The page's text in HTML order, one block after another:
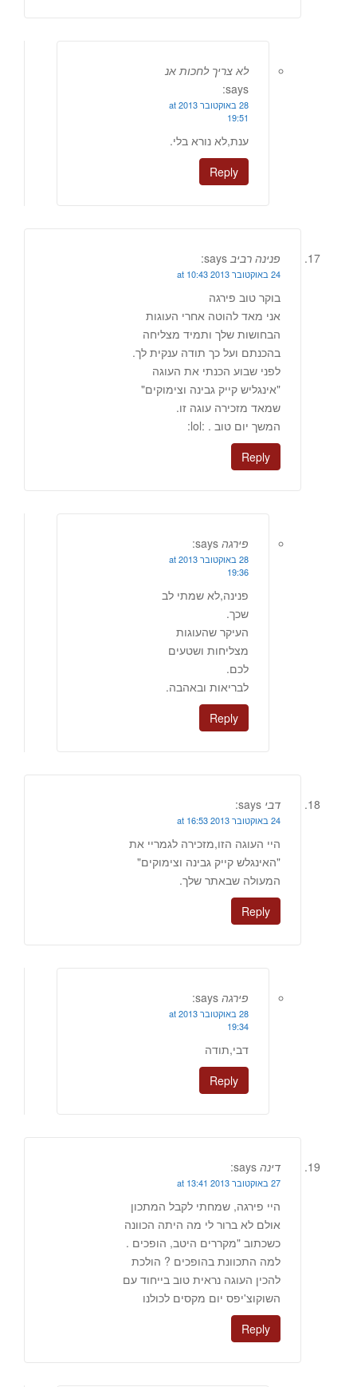
לא צריך לחכות אנ
says:
28 באוקטובר 2013 at
19:51
ענת,לא נורא בלי.
Reply
פנינה רביב says:
24 באוקטובר 2013 at 10:43
בוקר טוב פירגה
אני מאד להוטה אחרי העוגות
הבחושות שלך ותמיד מצליחה
בהכנתם ועל כך תודה ענקית לך.
לפני שבוע הכנתי את העוגה
"אינגליש קייק גבינה וצימוקים"
שמאד מזכירה עוגה זו.
המשך יום טוב . :lol:
Reply
פירגה says:
28 באוקטובר 2013 at
19:36
פנינה,לא שמתי לב
שכך.
העיקר שהעוגות
מצליחות ושטעים
לכם.
לבריאות ובאהבה.
Reply
דבי says:
24 באוקטובר 2013 at 16:53
היי העוגה הזו,מזכירה לגמריי את
"האינגלש קייק גבינה וצימוקים"
המעולה שבאתר שלך.
Reply
פירגה says:
28 באוקטובר 2013 at
19:34
דבי,תודה
Reply
דינה says:
27 באוקטובר 2013 at 13:41
היי פירגה, שמחתי לקבל המתכון
אולם לא ברור לי מה היתה הכוונה
כשכתוב "מקררים היטב, הופכים .
למה התכוונת בהופכים ? הולכת
להכין העוגה נראית טוב בייחוד עם
השוקוצ'יפס יום מקסים לכולנו
Reply